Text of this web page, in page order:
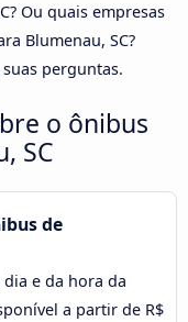
Ou quais empresas
Blumenau, SC?
perguntas.
o ônibus
SC
de
e da hora da
a partir de R$